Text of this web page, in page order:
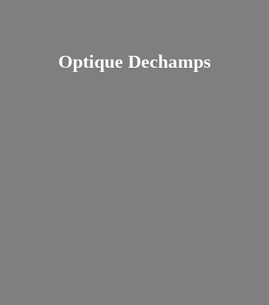
Optique Dechamps